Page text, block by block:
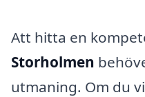
Att hitta en
Storholmen
utmaning. Om du